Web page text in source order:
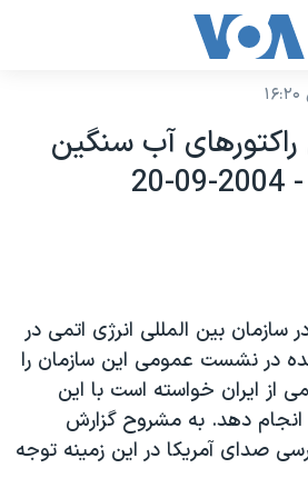
راکتورهای آب سنگين
سازمان بين المللی انرژی اتمی در
در نشست عمومی اين سازمان را
از ايران خواسته است با اين
دهد. به مشروح گزارش
صدای آمريکا در اين زمينه توجه